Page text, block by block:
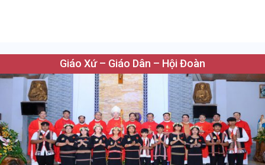
Giáo Xứ – Giáo Dân – Hội Đoàn